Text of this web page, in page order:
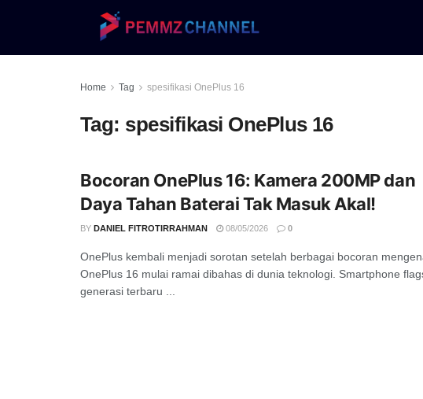
Home Tag spesifikasi OnePlus 16
Tag: spesifikasi OnePlus 16
Bocoran OnePlus 16: Kamera 200MP dan
Daya Tahan Baterai Tak Masuk Akal!
BY DANIEL FITROTIRRAHMAN 08/05/2026 0
OnePlus kembali menjadi sorotan setelah berbagai bocoran
OnePlus 16 mulai ramai dibahas di dunia teknologi. Smartphone
generasi terbaru ...